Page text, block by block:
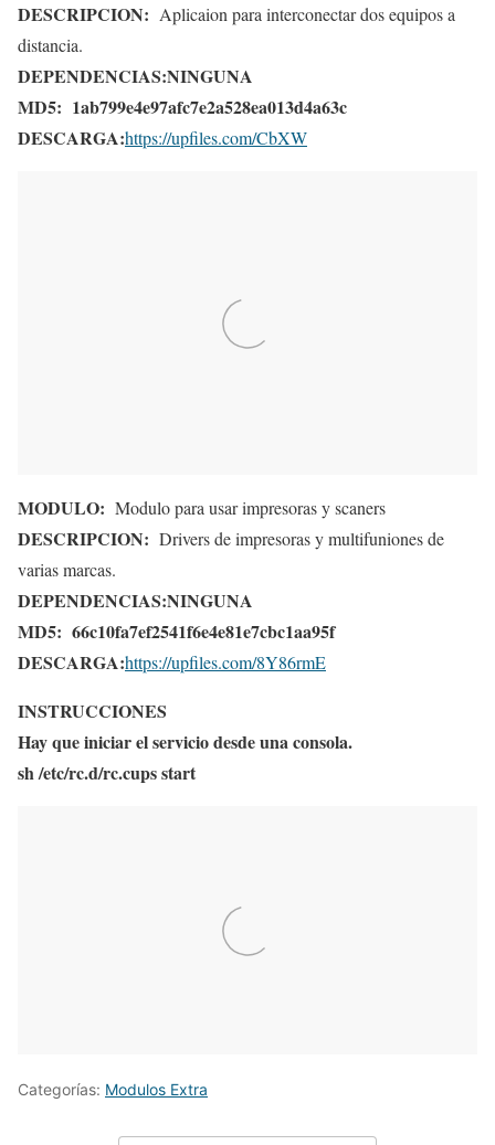
DESCRIPCION: Aplicaion para interconectar dos equipos a
distancia.
DEPENDENCIAS:NINGUNA
MD5: 1ab799e4e97afc7e2a528ea013d4a63c
DESCARGA:https://upfiles.com/CbXW
MODULO: Modulo para usar impresoras y scaners
DESCRIPCION: Drivers de impresoras y multifuniones de
varias marcas.
DEPENDENCIAS:NINGUNA
MD5: 66c10fa7ef2541f6e4e81e7cbc1aa95f
DESCARGA:https://upfiles.com/8Y86rmE
INSTRUCCIONES
Hay que iniciar el servicio desde una consola.
sh /etc/rc.d/rc.cups start
Categorías: Modulos Extra